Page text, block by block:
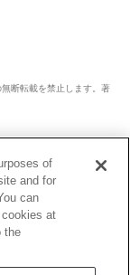
断転載を禁止します。著
of
and for
can
at
the